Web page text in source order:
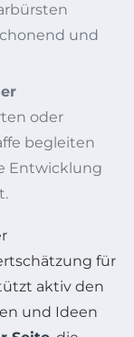
und
oder
begleiten
Entwicklung
für
aktiv den
und Ideen